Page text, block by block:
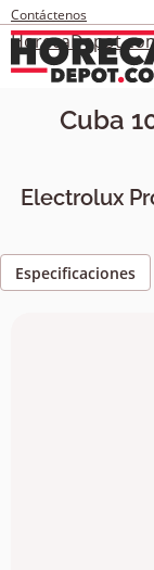
Contáctenos
Cuba
Electrolux
Especificaciones